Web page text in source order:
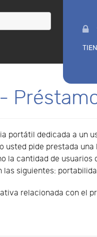
portátil dedicada a un
usted pide prestada
la cantidad de usuarios
siguientes:
relacionada con el